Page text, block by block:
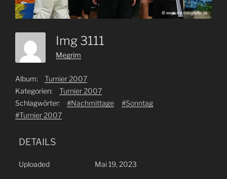
Img 3111
Megrim
Album:
Turnier 2007
Kategorien:
Turnier 2007
Schlagwörter:
#Nachmittage
#Sonntag
#Turnier 2007
DETAILS
Uploaded Mai 19, 2023